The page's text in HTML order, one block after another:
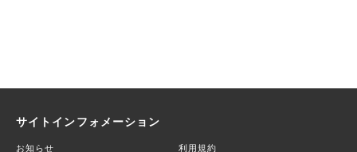
サイトインフォメーション
お知らせ 利用規約